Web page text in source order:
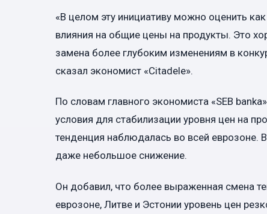
«В целом эту инициативу можно оценить
влияния на общие цены на продукты. Это
замена более глубоким изменениям в
сказал экономист «Citadele».
По словам главного экономиста «SEB
условия для стабилизации уровня цен на
тенденция наблюдалась во всей еврозоне.
даже небольшое снижение.
Он добавил, что более выраженная смена
еврозоне, Литве и Эстонии уровень цен